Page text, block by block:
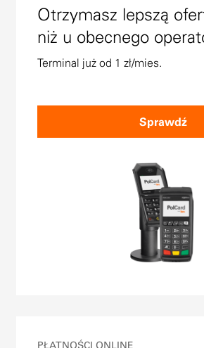
Otrzymasz lepszą
niż u obecnego
Terminal już od 1 zł/mies.
Sprawdź
PŁATNOŚCI ONLINE